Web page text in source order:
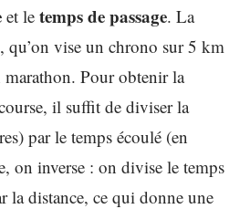
et le temps de passage. La
qu’on vise un chrono sur 5 km
marathon. Pour obtenir la
il suffit de diviser la
par le temps écoulé (en
on inverse : on divise le temps
la distance, ce qui donne une